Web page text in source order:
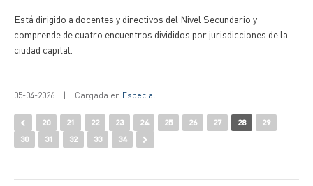
Está dirigido a docentes y directivos del Nivel Secundario y
comprende de cuatro encuentros divididos por jurisdicciones de la
ciudad capital.
05-04-2026 | Cargada en Especial
20 21 22 23 24 25 26 27 28
29
30
31 32 33 34